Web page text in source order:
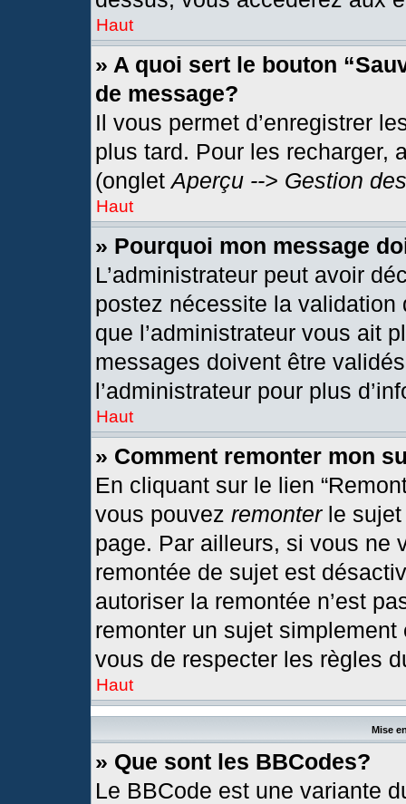
Haut
» A quoi sert le bouton
de message?
Il vous permet d’enregistrer
plus tard. Pour les recharger,
(ongletAperçu --> Gestion
Haut
» Pourquoi mon message
L’administrateur peut avoir
postez nécessite la
que l’administrateur vous ait
messages doivent être
l’administrateur pour plus
Haut
» Comment remonter mon
En cliquant sur le lien
vous pouvez remonterle sujet
page. Par ailleurs, si vous ne
remontée de sujet est
autoriser la remontée n’est
remonter un sujet
vous de respecter les règles
Haut
Mise
» Que sont les BBCodes?
Le BBCode est une variante